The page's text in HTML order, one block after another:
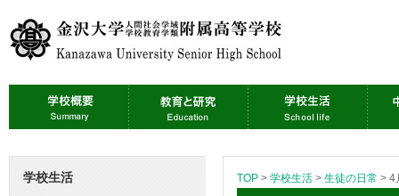
TOP > 学校生活 > 生徒の日常 > 4
学校生活